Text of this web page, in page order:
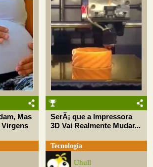
Mas
Virgens
SerÃ¡ que a Impressora
3D Vai Realmente Mudar...
Tecnologia
Uhull